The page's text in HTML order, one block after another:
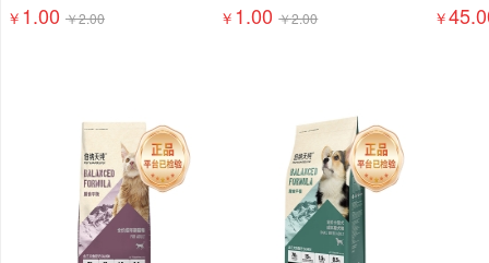
￥ 1.00 ￥2.00
￥ 1.00 ￥2.00 ￥